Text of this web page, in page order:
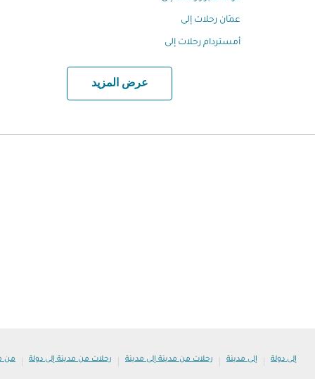
عمّان رحلات إلى
أمستردام رحلات إلى
عرض المزيد
إلى دولة | إلى مدينة | رحلات من مدينة إلى مدينة | رحلات من مدينة إلى دولة | من